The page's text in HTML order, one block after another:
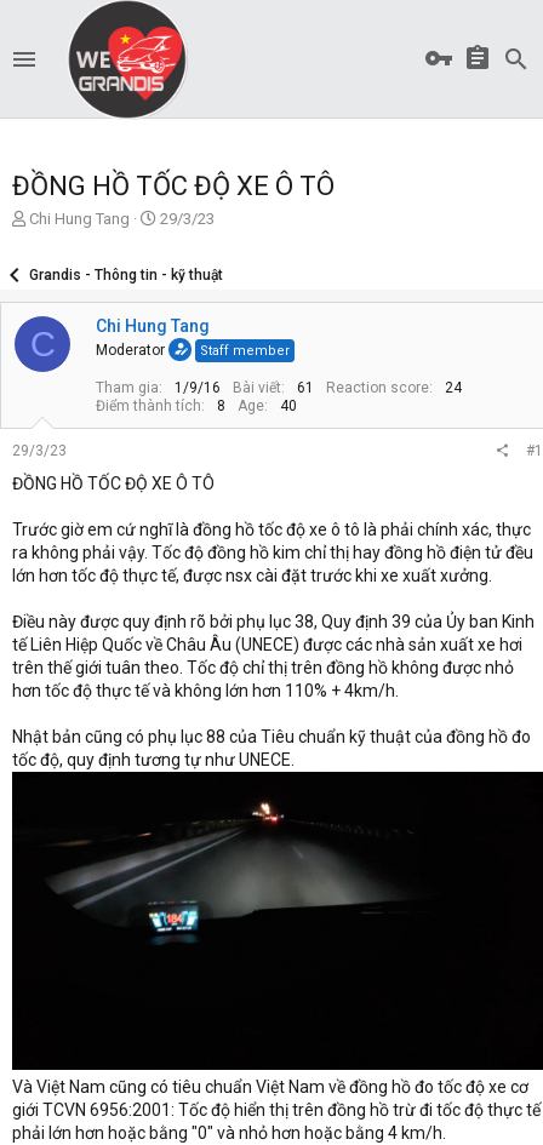
ĐỒNG HỒ TỐC ĐỘ XE Ô TÔ
T
b
ở
Chi Hung Tang
S
t
d
a
e
29/3/23
Grandis - Thông tin - kỹ thuật
C Chi Hung Tang
Moderator Staff member
Tham gia 1/9/16 Bài viết 61 Reaction score
24
Điểm thành tích
8 Age 40
29/3/23 #1
ĐỒNG HỒ TỐC ĐỘ XE Ô TÔ
Trước giờ em cứ nghĩ là đồng hồ tốc độ xe ô tô là phải chính xác, thực
ra không phải vậy. Tốc độ đồng hồ kim chỉ thị hay đồng hồ điện tử đều
lớn hơn tốc độ thực tế, được nsx cài đặt trước khi xe xuất xưởng.
Điều này được quy định rõ bởi phụ lục 38, Quy định 39 của Ủy ban Kinh
tế Liên Hiệp Quốc về Châu Âu (UNECE) được các nhà sản xuất xe hơi
trên thế giới tuân theo. Tốc độ chỉ thị trên đồng hồ không được nhỏ
hơn tốc độ thực tế và không lớn hơn 110% + 4km/h.
Nhật bản cũng có phụ lục 88 của Tiêu chuẩn kỹ thuật của đồng hồ đo
tốc độ, quy định tương tự như UNECE.
Và Việt Nam cũng có tiêu chuẩn Việt Nam về đồng hồ đo tốc độ xe cơ
giới TCVN 6956:2001: Tốc độ hiển thị trên đồng hồ trừ đi tốc độ thực tế
phải lớn hơn hoặc bằng "0" và nhỏ hơn hoặc bằng 4 km/h.